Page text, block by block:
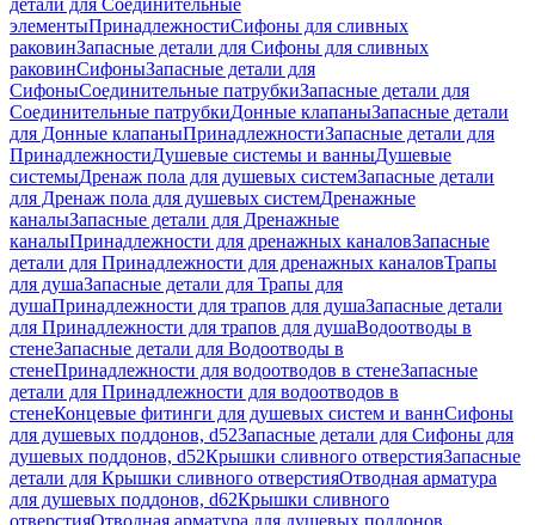
детали для Соединительные
элементыПринадлежностиСифоны для сливных
раковинЗапасные детали для Сифоны для сливных
раковинСифоныЗапасные детали для
СифоныСоединительные патрубкиЗапасные детали для
Соединительные патрубкиДонные клапаныЗапасные детали
для Донные клапаныПринадлежностиЗапасные детали для
ПринадлежностиДушевые системы и ванныДушевые
системыДренаж пола для душевых системЗапасные детали
для Дренаж пола для душевых системДренажные
каналыЗапасные детали для Дренажные
каналыПринадлежности для дренажных каналовЗапасные
детали для Принадлежности для дренажных каналовТрапы
для душаЗапасные детали для Трапы для
душаПринадлежности для трапов для душаЗапасные детали
для Принадлежности для трапов для душаВодоотводы в
стенеЗапасные детали для Водоотводы в
стенеПринадлежности для водоотводов в стенеЗапасные
детали для Принадлежности для водоотводов в
стенеКонцевые фитинги для душевых систем и ваннСифоны
для душевых поддонов, d52Запасные детали для Сифоны для
душевых поддонов, d52Крышки сливного отверстияЗапасные
детали для Крышки сливного отверстияОтводная арматура
для душевых поддонов, d62Крышки сливного
отверстияОтводная арматура для душевых поддонов,